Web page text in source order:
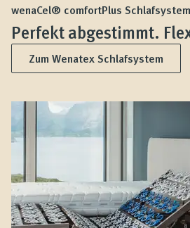
wenaCel® comfortPlus Schlafsystem
Perfekt abgestimmt.
Zum Wenatex Schlafsystem